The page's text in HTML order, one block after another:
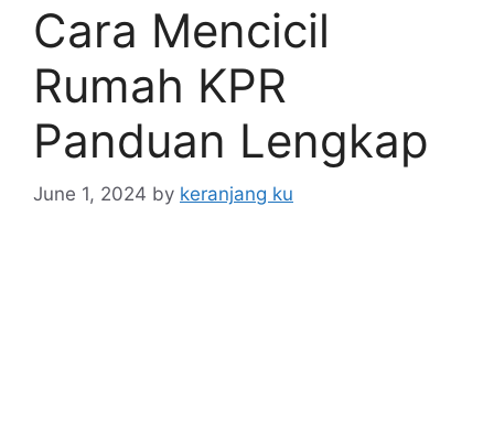
Cara Mencicil
Rumah KPR
Panduan Lengkap
June 1, 2024 by keranjang ku